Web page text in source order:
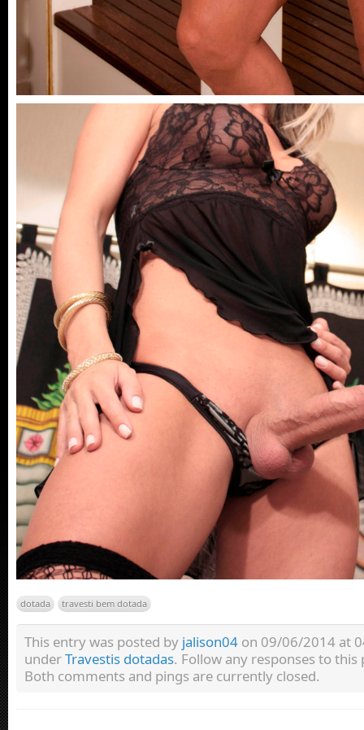
dotada travesti bem dotada
This entry was posted by jalison04 on 09/06/2014 at
underTravestis dotadas. Follow any responses to
Both comments and pings are currently closed.